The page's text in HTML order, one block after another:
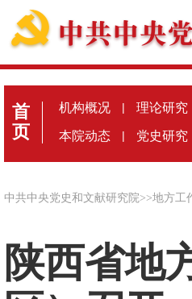
首
页
机构概况 | 理论研究
本院动态 | 党史研究
中共中央党史和文献研究院>>地方工
陕西省地